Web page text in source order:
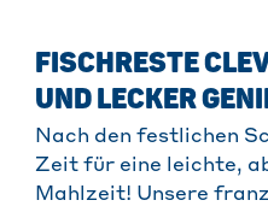
FISCHRESTE
UND LECKER
Nach den festlichen
Zeit für eine leichte,
Mahlzeit! Unsere